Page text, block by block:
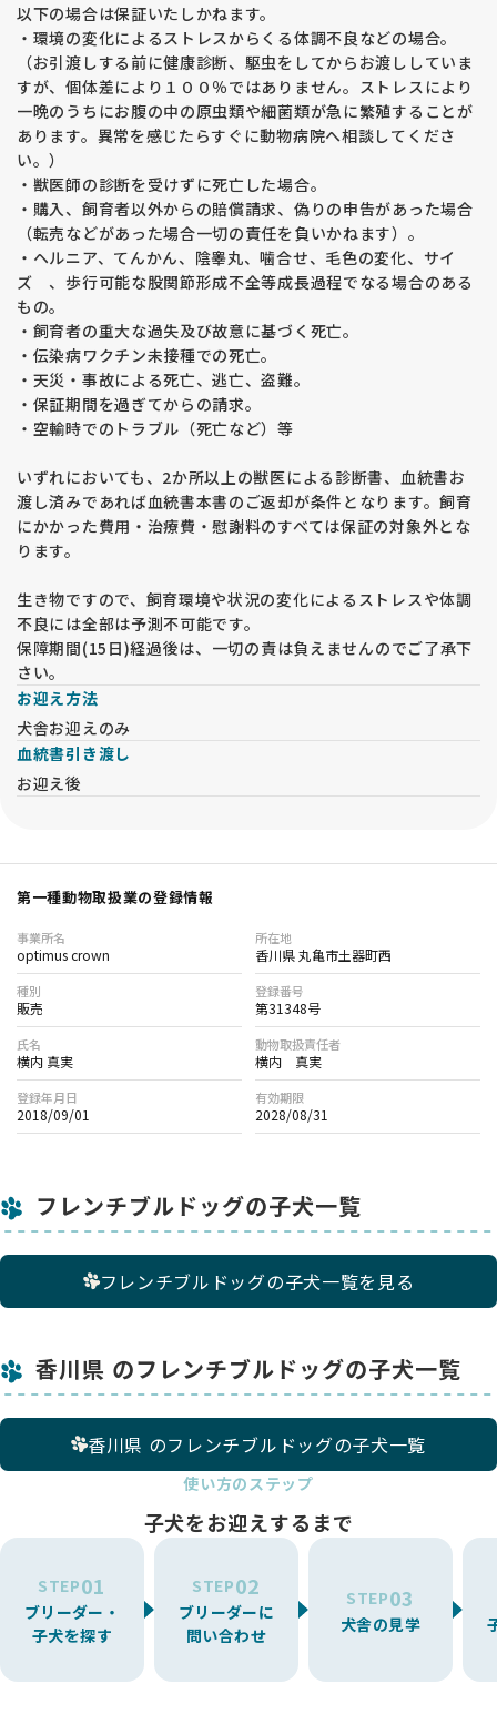
以下の場合は保証いたしかねます。
・環境の変化によるストレスからくる体調不良などの場合。
（お引渡しする前に健康診断、駆虫をしてからお渡ししていま
すが、個体差により１００％ではありません。ストレスにより
一晩のうちにお腹の中の原虫類や細菌類が急に繁殖することが
あります。異常を感じたらすぐに動物病院へ相談してくださ
い。）
・獣医師の診断を受けずに死亡した場合。
・購入、飼育者以外からの賠償請求、偽りの申告があった場合
（転売などがあった場合一切の責任を負いかねます）。
・ヘルニア、てんかん、陰睾丸、噛合せ、毛色の変化、サイ
ズ 、歩行可能な股関節形成不全等成長過程でなる場合のある
もの。
・飼育者の重大な過失及び故意に基づく死亡。
・伝染病ワクチン未接種での死亡。
・天災・事故による死亡、逃亡、盗難。
・保証期間を過ぎてからの請求。
・空輸時でのトラブル（死亡など）等
いずれにおいても、2か所以上の獣医による診断書、血統書お
渡し済みであれば血統書本書のご返却が条件となります。飼育
にかかった費用・治療費・慰謝料のすべては保証の対象外とな
ります。
生き物ですので、飼育環境や状況の変化によるストレスや体調
不良には全部は予測不可能です。
保障期間(15日)経過後は、一切の責は負えませんのでご了承下
さい。
お迎え方法
犬舎お迎えのみ
血統書引き渡し
お迎え後
第一種動物取扱業の登録情報
事業所名
optimus crown
所在地
香川県 丸亀市土器町西
種別
販売
登録番号
第31348号
氏名
横内 真実
動物取扱責任者
横内 真実
登録年月日
2018/09/01
有効期限
2028/08/31
フレンチブルドッグの子犬一覧
フレンチブルドッグの子犬一覧を見る
香川県 のフレンチブルドッグの子犬一覧
香川県 のフレンチブルドッグの子犬一覧
使い方のステップ
子犬をお迎えするまで
STEP01
ブリーダー・
子犬を探す
STEP02
ブリーダーに
問い合わせ
STEP03
犬舎の見学